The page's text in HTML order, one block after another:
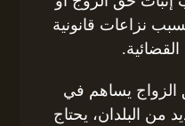
نزاعات قانونية
الزواج يساهم في
من البلدان، يحتاج